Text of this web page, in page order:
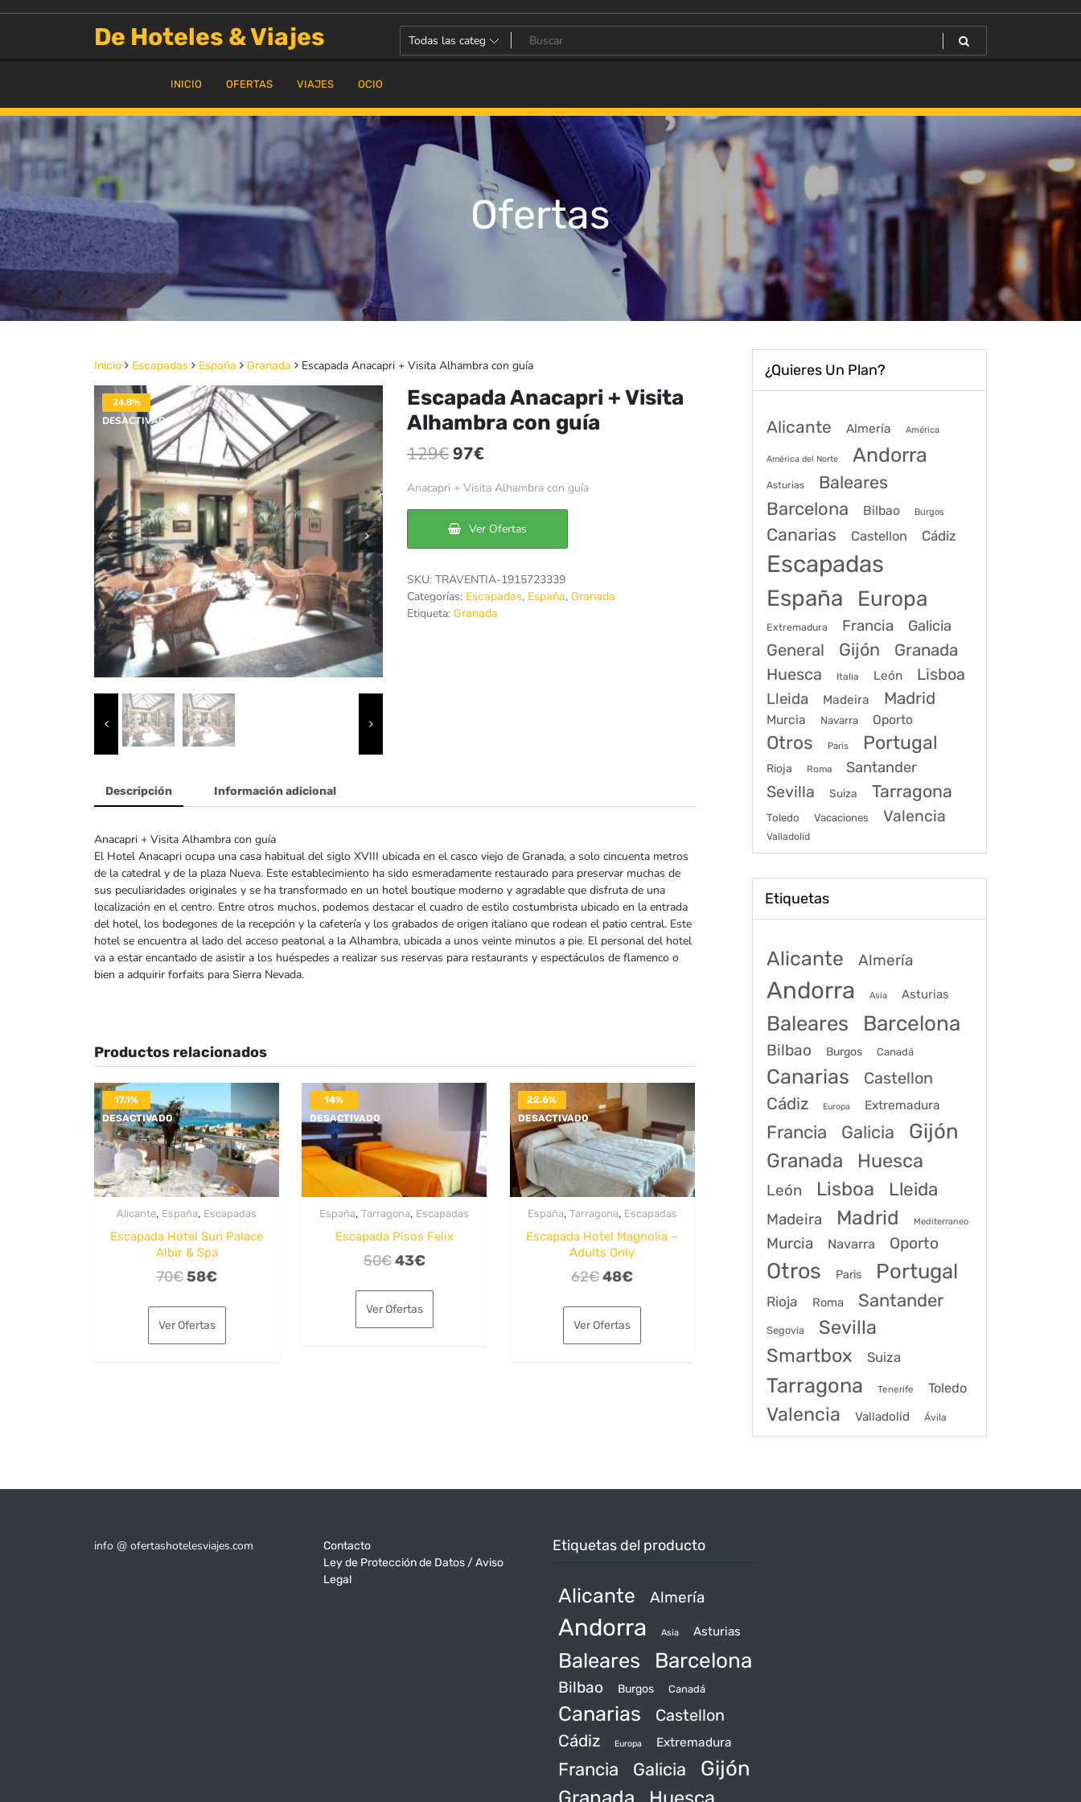
De Hoteles & Viajes
INICIO OFERTAS VIAJES OCIO
Ofertas
Inicio Escapadas España Granada Escapada Anacapri + Visita Alhambra con guía
24.8%
DESACTIVADO
Escapada Anacapri + Visita
Alhambra con guía
129€El
precio
era:
129€.
97€El
precio
es:
97€.
Anacapri + Visita Alhambra con guía
Ver Ofertas
SKU: TRAVENTIA-1915723339
Categorías: Escapadas, España, Granada
Etiqueta: Granada
Descripción Información adicional
Anacapri + Visita Alhambra con guía
El Hotel Anacapri ocupa una casa habitual del siglo XVIII ubicada en el casco viejo de Granada, a solo cincuenta metros
de la catedral y de la plaza Nueva. Este establecimiento ha sido esmeradamente restaurado para preservar muchas de
sus peculiaridades originales y se ha transformado en un hotel boutique moderno y agradable que disfruta de una
localización en el centro. Entre otros muchos, podemos destacar el cuadro de estilo costumbrista ubicado en la entrada
del hotel, los bodegones de la recepción y la cafetería y los grabados de origen italiano que rodean el patio central. Este
hotel se encuentra al lado del acceso peatonal a la Alhambra, ubicada a unos veinte minutos a pie. El personal del hotel
va a estar encantado de asistir a los huéspedes a realizar sus reservas para restaurants y espectáculos de flamenco o
bien a adquirir forfaits para Sierra Nevada.
Productos relacionados
17.1%
DESACTIVADO
Alicante, España, Escapadas
Escapada Hotel Sun Palace
Albir & Spa
70€ El
original
era:
58€El
es:
Ver Ofertas
14%
DESACTIVADO
España,Tarragona, Escapadas
Escapada Pisos Felix
50€El
original
era:
43€El
es:
Ver Ofertas
22.6%
DESACTIVADO
España, Tarragona, Escapadas
Escapada Hotel Magnolia –
Adults Only
62€El
original
era:
48€El
es:
Ver Ofertas
¿Quieres Un Plan?
Alicante Almería América
América del Norte Andorra
Asturias Baleares
Barcelona Bilbao Burgos
Canarias Castellon Cádiz
Escapadas
España Europa
Extremadura Francia Galicia
General Gijón
Granada
Huesca
Italia León Lisboa
Lleida Madeira Madrid
Murcia Navarra Oporto
Otros Paris Portugal
Rioja Roma Santander
Sevilla Suiza Tarragona
Toledo Vacaciones Valencia
Valladolid
Etiquetas
Alicante Almería
Andorra Asia Asturias
Baleares Barcelona
Bilbao Burgos Canadá
Canarias
Castellon
Cádiz
Europa Extremadura
Francia Galicia Gijón
Granada Huesca
León Lisboa Lleida
Madeira Madrid Mediterraneo
Murcia Navarra Oporto
Otros Paris Portugal
Rioja Roma Santander
Segovia
Sevilla
Smartbox
Suiza
Tarragona Tenerife Toledo
Valencia Valladolid Ávila
info @ ofertashotelesviajes.com
Contacto
Ley de Protección de Datos / Aviso
Legal
Etiquetas del producto
Alicante Almería
Andorra Asia Asturias
Baleares Barcelona
Bilbao Burgos Canadá
Canarias
Castellon
Cádiz
Europa Extremadura
Francia Galicia Gijón